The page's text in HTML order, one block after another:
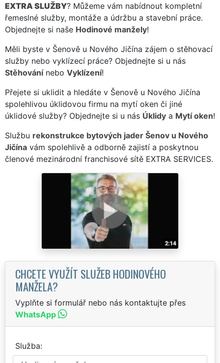
EXTRA SLUŽBY? Můžeme vám nabídnout kompletní
řemeslné služby, montáže a údržbu a stavební práce.
Objednejte si naše Hodinové manžely!
Měli byste v Šenově u Nového Jičína zájem o stěhovací
služby nebo vyklízecí práce? Objednejte si u nás
Stěhovánínebo Vyklízení!
Přejete si uklidit a hledáte v Šenově u Nového Jičína
spolehlivou úklidovou firmu na mytí oken či jiné
úklidové služby? Objednejte si u nás Úklidy a Mytí oken!
Službu rekonstrukce bytových jader Šenov u Nového
Jičína vám spolehlivě a odborně zajistí a poskytnou
členové mezinárodní franchisové sítě EXTRA SERVICES.
CHCETE VYUŽÍT SLUŽEB HODINOVÉHO
MANŽELA?
Vyplňte si formulář nebo nás kontaktujte přes
WhatsApp
Služba